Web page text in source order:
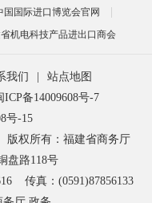
国国际进口博览会官网
机电科技产品进出口商会
我们
站点地图
ICP备14009608号-7
号-15
版权所有：福建省商务厅
盘路118号
传真：(0591)87856133